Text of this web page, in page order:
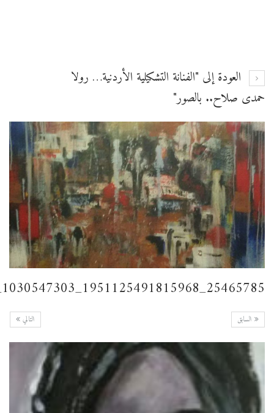
العودة إلى "الفنانة التشكيلية الأردنية… رولا
حمدى صلاح.. بالصور"
25465785_1951125491815968_1030547303_n
التالي السابق